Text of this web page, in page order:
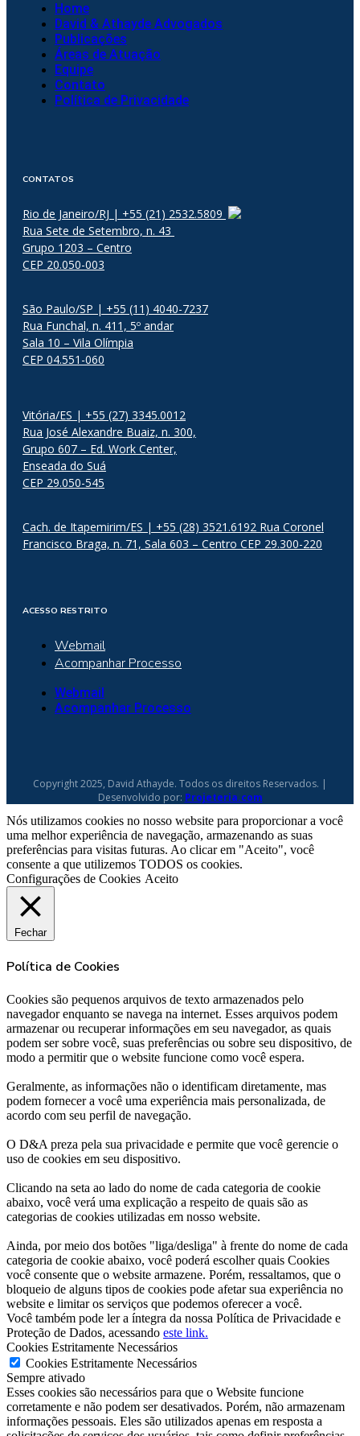
Home
David & Athayde Advogados
Publicações
Áreas de Atuação
Equipe
Contato
Política de Privacidade
CONTATOS
Rio de Janeiro/RJ | +55 (21) 2532.5809
Rua Sete de Setembro, n. 43
Grupo 1203 – Centro
CEP 20.050-003
São Paulo/SP | +55 (11) 4040-7237
Rua Funchal, n. 411, 5º andar
Sala 10 – Vila Olímpia
CEP 04.551-060
Vitória/ES | +55 (27) 3345.0012
Rua José Alexandre Buaiz, n. 300,
Grupo 607 – Ed. Work Center,
Enseada do Suá
CEP 29.050-545
Cach. de Itapemirim/ES | +55 (28) 3521.6192 Rua Coronel
Francisco Braga, n. 71, Sala 603 – Centro CEP 29.300-220
ACESSO RESTRITO
Webmail
Acompanhar Processo
Webmail
Acompanhar Processo
Copyright 2025, David Athayde. Todos os direitos Reservados. |
Desenvolvido por: Projeteria.com
Nós utilizamos cookies no nosso website para proporcionar a você
uma melhor experiência de navegação, armazenando as suas
preferências para visitas futuras. Ao clicar em "Aceito", você
consente a que utilizemos TODOS os cookies.
Configurações de Cookies Aceito
Fechar
Política de Cookies
Cookies são pequenos arquivos de texto armazenados pelo
navegador enquanto se navega na internet. Esses arquivos podem
armazenar ou recuperar informações em seu navegador, as quais
podem ser sobre você, suas preferências ou sobre seu dispositivo, de
modo a permitir que o website funcione como você espera.
Geralmente, as informações não o identificam diretamente, mas
podem fornecer a você uma experiência mais personalizada, de
acordo com seu perfil de navegação.
O D&A preza pela sua privacidade e permite que você gerencie o
uso de cookies em seu dispositivo.
Clicando na seta ao lado do nome de cada categoria de cookie
abaixo, você verá uma explicação a respeito de quais são as
categorias de cookies utilizadas em nosso website.
Ainda, por meio dos botões "liga/desliga" à frente do nome de cada
categoria de cookie abaixo, você poderá escolher quais Cookies
você consente que o website armazene. Porém, ressaltamos, que o
bloqueio de alguns tipos de cookies pode afetar sua experiência no
website e limitar os serviços que podemos oferecer a você.
Você também pode ler a íntegra da nossa Política de Privacidade e
Proteção de Dados, acessando este link.
Cookies Estritamente Necessários
Cookies Estritamente Necessários
Sempre ativado
Esses cookies são necessários para que o Website funcione
corretamente e não podem ser desativados. Porém, não armazenam
informações pessoais. Eles são utilizados apenas em resposta a